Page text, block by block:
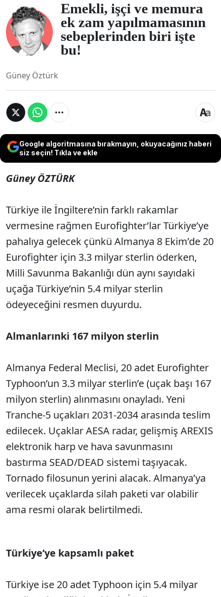
Emekli, işçi ve memura
ek zam yapılmamasının
sebeplerinden biri işte
bu!
Güney Öztürk
Google algoritmasına bırakmayın, okuyacağınız haberi
siz seçin! Tıkla ve ekle
Güney ÖZTÜRK
Türkiye ile İngiltere’nin farklı rakamlar
vermesine rağmen Eurofighter’lar Türkiye’ye
pahalıya gelecek çünkü Almanya 8 Ekim’de 20
Eurofighter için 3.3 milyar sterlin öderken,
Milli Savunma Bakanlığı dün aynı sayıdaki
uçağa Türkiye’nin 5.4 milyar sterlin
ödeyeceğini resmen duyurdu.
Almanlarınki 167 milyon sterlin
Almanya Federal Meclisi, 20 adet Eurofighter
Typhoon’un 3.3 milyar sterlin’e (uçak başı 167
milyon sterlin) alınmasını onayladı. Yeni
Tranche-5 uçakları 2031-2034 arasında teslim
edilecek. Uçaklar AESA radar, gelişmiş AREXIS
elektronik harp ve hava savunmasını
bastırma SEAD/DEAD sistemi taşıyacak.
Tornado filosunun yerini alacak. Almanya’ya
verilecek uçaklarda silah paketi var olabilir
ama resmi olarak belirtilmedi.
Türkiye’ye kapsamlı paket
Türkiye ise 20 adet Typhoon için 5.4 milyar